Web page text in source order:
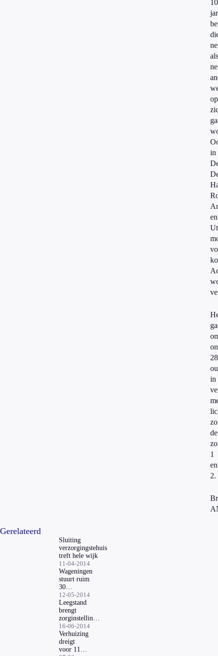
als
op
in
en
in
de
1
en
2.
Gerelateerd
Sluiting
verzorgingstehuis
treft hele wijk
11-04-2014
Wageningen
stuurt ruim
30
bejaarden
uit huis
12-05-2014
Leegstand
brengt
zorginstellingen
in problemen
16-06-2014
Verhuizing
dreigt
voor 111-